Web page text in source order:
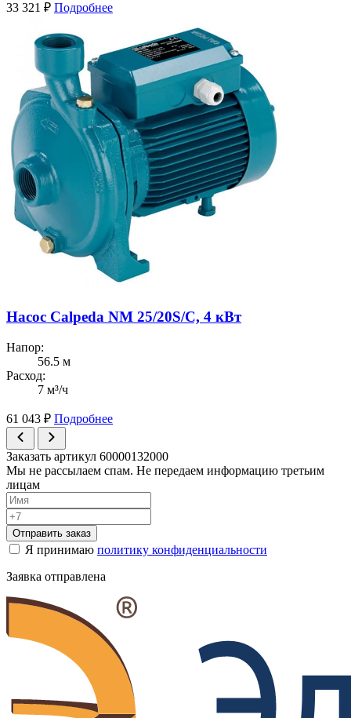
33 321 ₽ Подробнее
Насос Calpeda NM 25/20S/C, 4 кВт
Напор:
56.5 м
Расход:
7 м³/ч
61 043 ₽ Подробнее
Заказать артикул 60000132000
Мы не рассылаем спам. Не передаем информацию третьим
лицам
Отправить заказ
Я принимаю политику конфиденциальности
Заявка отправлена